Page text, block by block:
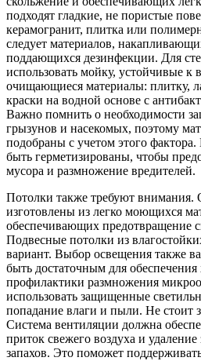
подходят гладкие, не пористые
керамогранит, плитка или
следует материалов,
поддающихся дезинфекции. Для
использовать мойку, устойчивые к
очищающиеся материалы: плитку,
краски на водной основе с
Важно помнить о необходимости
грызунов и насекомых, поэтому
подобраны с учетом этого
быть герметизированы, чтобы
мусора и размножение вредителей.
Потолки также требуют
изготовлены из легко моющихся
обеспечивающих предотвращение
Подвесные потолки из
вариант. Выбор освещения также
быть достаточным для
профилактики размножения
использовать защищенные
попадание влаги и пыли. Не стоит
Система вентиляции должна
приток свежего воздуха и удаление
запахов. Это поможет